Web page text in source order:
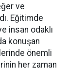
ve
Eğitimde
insan odaklı
konuşan
önemli
her zaman